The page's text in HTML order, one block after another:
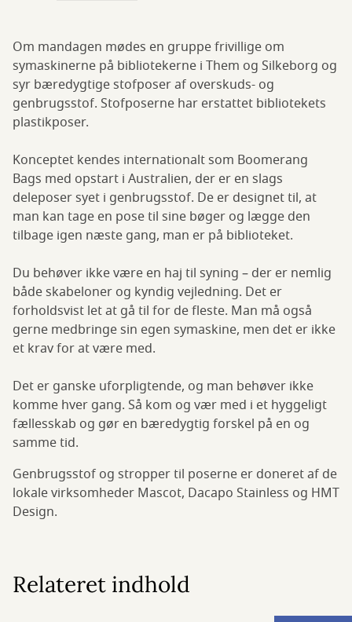
Om mandagen mødes en gruppe frivillige om
symaskinerne på bibliotekerne i Them og Silkeborg og
syr bæredygtige stofposer af overskuds- og
genbrugsstof. Stofposerne har erstattet bibliotekets
plastikposer.
Konceptet kendes internationalt som Boomerang
Bags med opstart i Australien, der er en slags
deleposer syet i genbrugsstof. De er designet til, at
man kan tage en pose til sine bøger og lægge den
tilbage igen næste gang, man er på biblioteket.
Du behøver ikke være en haj til syning – der er nemlig
både skabeloner og kyndig vejledning. Det er
forholdsvist let at gå til for de fleste. Man må også
gerne medbringe sin egen symaskine, men det er ikke
et krav for at være med.
Det er ganske uforpligtende, og man behøver ikke
komme hver gang. Så kom og vær med i et hyggeligt
fællesskab og gør en bæredygtig forskel på en og
samme tid.
Genbrugsstof og stropper til poserne er doneret af de
lokale virksomheder Mascot, Dacapo Stainless og HMT
Design.
Relateret indhold